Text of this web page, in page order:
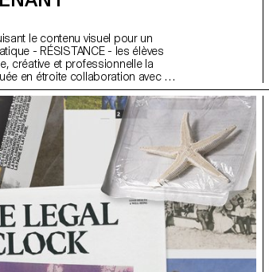
le contenu visuel pour un
- RÉSISTANCE - les élèves
créative et professionnelle la
en étroite collaboration avec un